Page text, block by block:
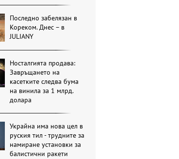
Последно забелязан в
Кореком. Днес – в
JULIANY
Носталгията продава:
Завръщането на
касетките следва бума
на винила за 1 млрд.
долара
Украйна има нова цел в
руския тил - трудните за
намиране установки за
балистични ракети